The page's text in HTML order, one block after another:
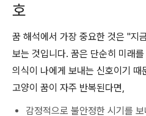
호
꿈 해석에서 가장 중요한 것은 "지
보는 것입니다. 꿈은 단순히 미래
의식이 나에게 보내는 신호이기 때
고양이 꿈이 자주 반복된다면,
감정적으로 불안정한 시기를